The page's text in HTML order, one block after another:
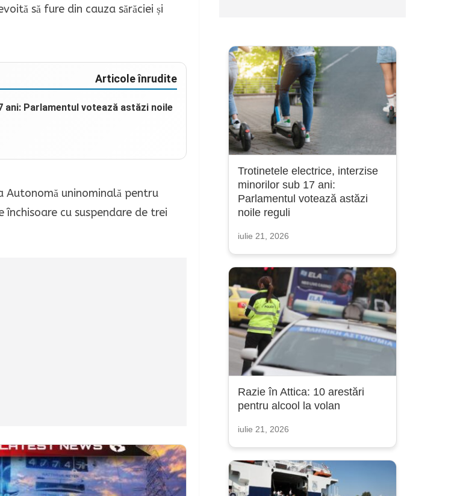
să fure din cauza sărăciei și
Articole înrudite
Parlamentul votează astăzi noile
uninominală pentru
cu suspendare de trei
Trotinetele electrice, interzise
minorilor sub 17 ani:
Parlamentul votează astăzi
noile reguli
iulie 21, 2026
Razie în Attica: 10 arestări
pentru alcool la volan
iulie 21, 2026